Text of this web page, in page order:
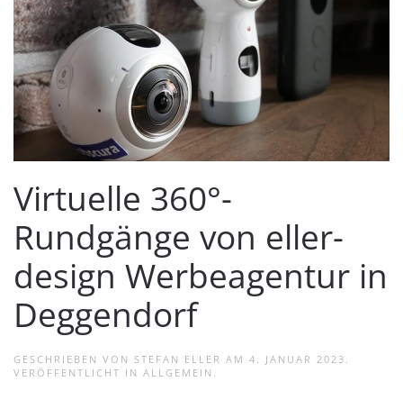
Virtuelle 360°-
Rundgänge von eller-
design Werbeagentur in
Deggendorf
GESCHRIEBEN VON STEFAN ELLER AM 4. JANUAR 2023
VERÖFFENTLICHT IN ALLGEMEIN